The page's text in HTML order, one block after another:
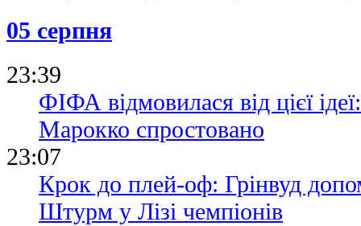
05 серпня
23:39
ФІФА відмовилася від цієї
Марокко спростовано
23:07
Крок до плей-оф: Грінвуд
Штурм у Лізі чемпіонів